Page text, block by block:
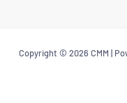
Copyright © 2026 CMM |